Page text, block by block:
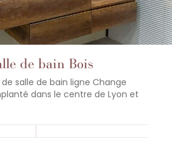
de bain Bois
salle de bain ligne Change
dans le centre de Lyon et